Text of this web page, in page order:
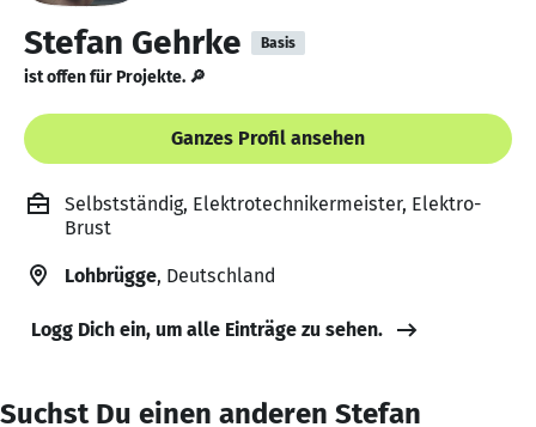
Stefan Gehrke Basis
ist offen für Projekte. 🔎
Ganzes Profil ansehen
Selbstständig, Elektrotechnikermeister, Elektro-
Brust
Lohbrügge, Deutschland
Logg Dich ein, um alle Einträge zu sehen.
Suchst Du einen anderen Stefan